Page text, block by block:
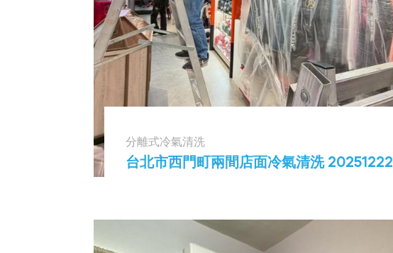
分離式冷氣清洗
台北市西門町兩間店面冷氣清洗 20251222